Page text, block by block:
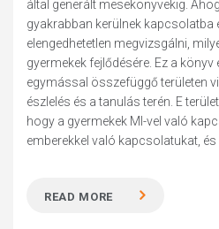
által generált mesekönyvekig.
gyakrabban kerülnek kapcsolatba
elengedhetetlen megvizsgálni,
gyermekek fejlődésére. Ez a
egymással összefüggő területen
észlelés és a tanulás terén. E
hogy a gyermekek MI-vel való
emberekkel való kapcsolatukat, és
READ MORE